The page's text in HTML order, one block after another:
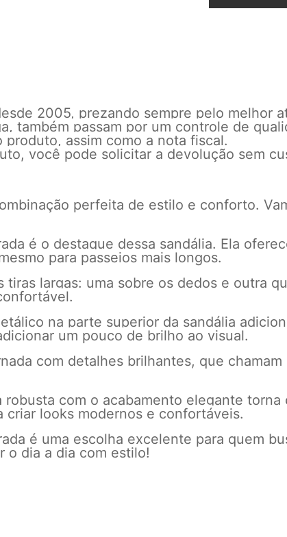
2005, prezando sempre pelo melhor
também passam por um controle de
assim como a nota fiscal.
você pode solicitar a devolução sem
perfeita de estilo e conforto.
é o destaque dessa sandália. Ela
para passeios mais longos.
tiras largas: uma sobre os dedos e outra
na parte superior da sandália
um pouco de brilho ao visual.
com detalhes brilhantes, que
com o acabamento elegante torna
criar looks modernos e confortáveis.
é uma escolha excelente para quem
o dia a dia com estilo!